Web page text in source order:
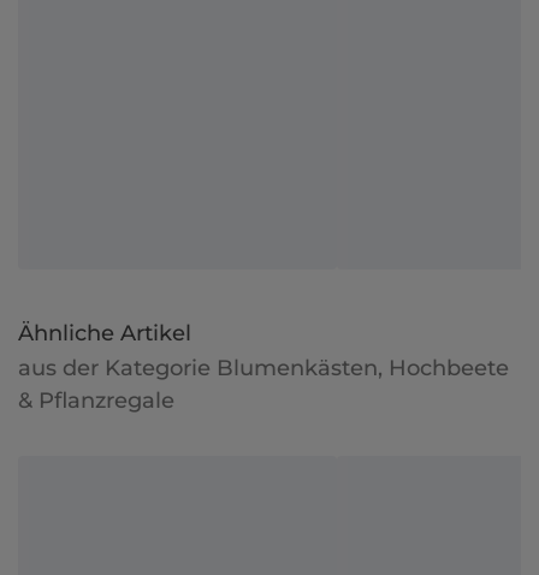
Ähnliche Artikel
aus der Kategorie Blumenkästen, Hochbeete
& Pflanzregale